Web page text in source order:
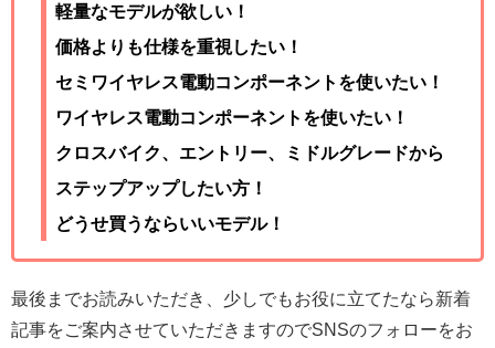
軽量なモデルが欲しい！
価格よりも仕様を重視したい！
セミワイヤレス電動コンポーネントを使いたい！
ワイヤレス電動コンポーネントを使いたい！
クロスバイク、エントリー、ミドルグレードから
ステップアップしたい方！
どうせ買うならいいモデル！
最後までお読みいただき、少しでもお役に立てたなら新着
記事をご案内させていただきますのでSNSのフォローをお